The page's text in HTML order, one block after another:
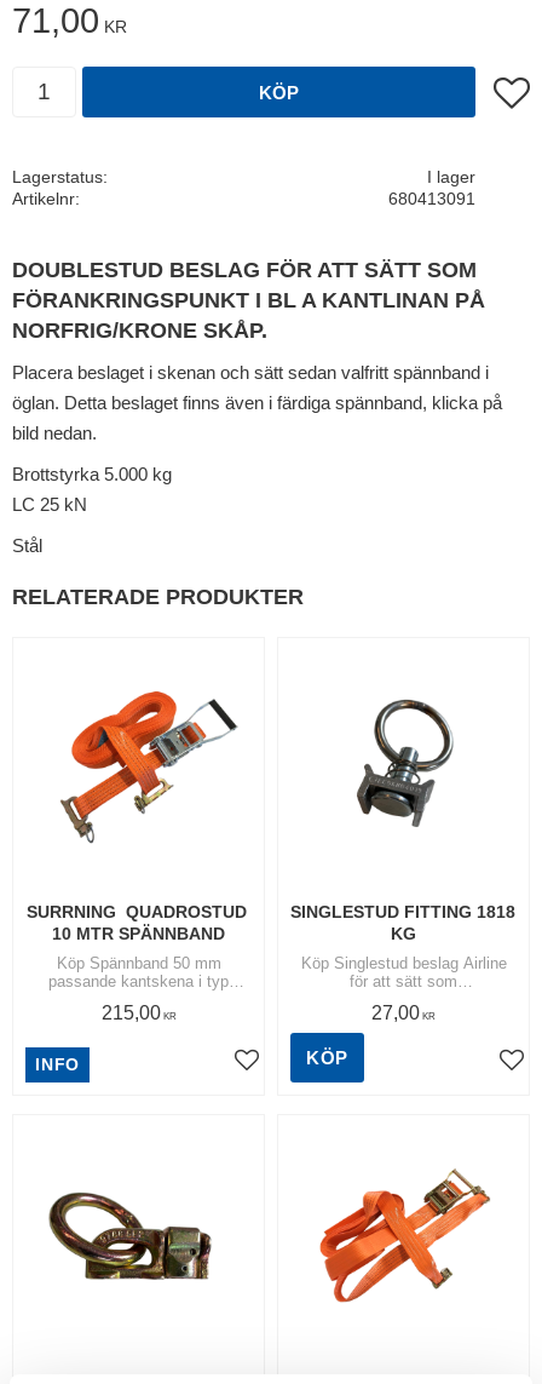
71,00 KR
KÖP Lägg
Lagerstatus
I lager
Artikelnr
680413091
DOUBLESTUD BESLAG FÖR ATT SÄTT SOM
FÖRANKRINGSPUNKT I BL A KANTLINAN PÅ
NORFRIG/KRONE SKÅP.
Placera beslaget i skenan och sätt sedan valfritt spännband i
öglan. Detta beslaget finns även i färdiga spännband, klicka på
bild nedan.
Brottstyrka 5.000 kg
LC 25 kN
Stål
RELATERADE PRODUKTER
SURRNING  QUADROSTUD
10 MTR SPÄNNBAND
Köp Spännband 50 mm
passande kantskena i typ
med Quadro stud fitting.
215,00KR
Lägg till i favoriter
INFO
SINGLESTUD FITTING 1818
KG
Köp Singlestud beslag Airline
för att sätt som
airlineskenor/lätta skensystem.
| Brottstyrka 1818kg
27,00 KR
KÖP